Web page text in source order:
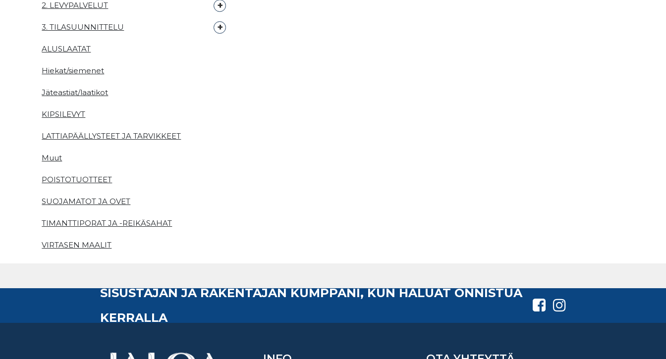
2. LEVYPALVELUT
3. TILASUUNNITTELU
ALUSLAATAT
Hiekat/siemenet
Jäteastiat/laatikot
KIPSILEVYT
LATTIAPÄÄLLYSTEET JA TARVIKKEET
Muut
POISTOTUOTTEET
SUOJAMATOT JA OVET
TIMANTTIPORAT JA -REIKÄSAHAT
VIRTASEN MAALIT
SISUSTAJAN JA RAKENTAJAN KUMPPANI, KUN HALUAT ONNISTUA
KERRALLA